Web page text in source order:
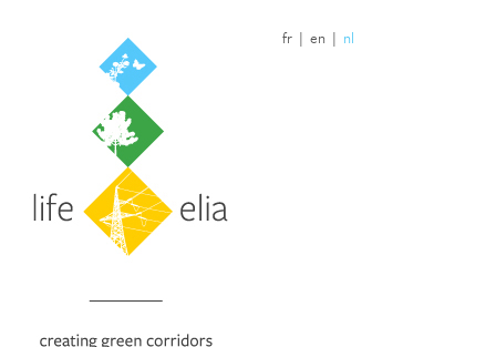
fr | en | nl